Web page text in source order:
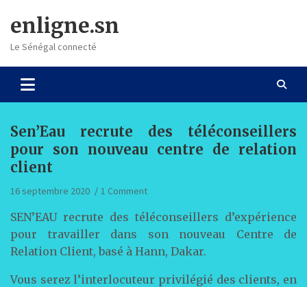
content
enligne.sn
Le Sénégal connecté
Sen’Eau recrute des téléconseillers
pour son nouveau centre de relation
client
16 septembre 2020 1 Comment
SEN’EAU recrute des téléconseillers d’expérience
pour travailler dans son nouveau Centre de
Relation Client, basé à Hann, Dakar.
Vous serez l’interlocuteur privilégié des clients, en